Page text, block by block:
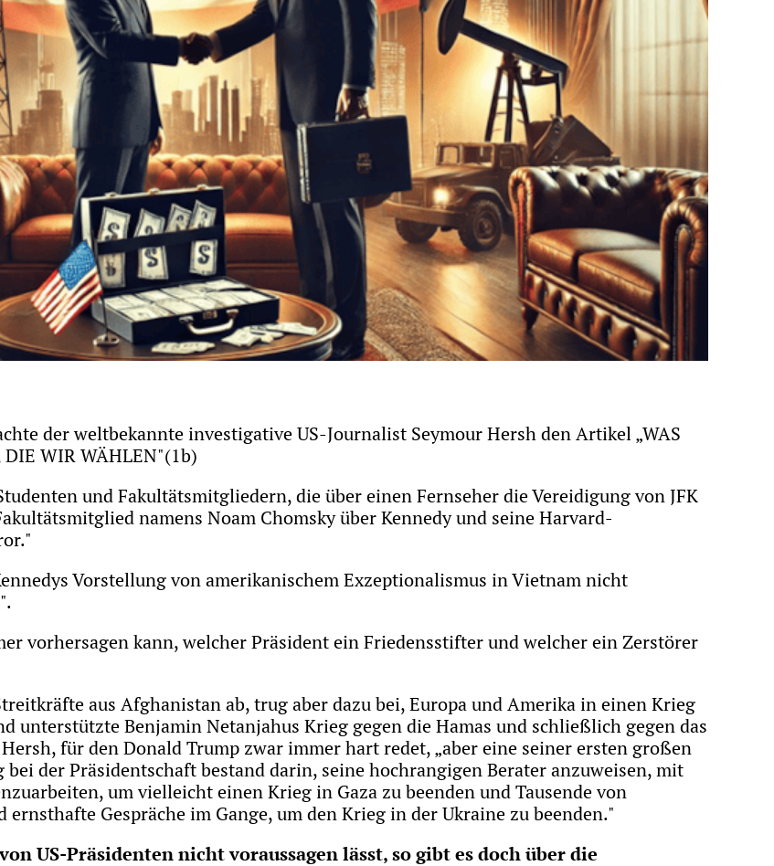
der weltbekannte investigative US-Journalist Seymour Hersh den Artikel „WAS
DIE WIR WÄHLEN"(1b)
und Fakultätsmitgliedern, die über einen Fernseher die Vereidigung von JFK
namens Noam Chomsky über Kennedy und seine Harvard-
Vorstellung von amerikanischem Exzeptionalismus in Vietnam nicht
vorhersagen kann, welcher Präsident ein Friedensstifter und welcher ein Zerstörer
aus Afghanistan ab, trug aber dazu bei, Europa und Amerika in einen Krieg
unterstützte Benjamin Netanjahus Krieg gegen die Hamas und schließlich gegen das
für den Donald Trump zwar immer hart redet, „aber eine seiner ersten großen
der Präsidentschaft bestand darin, seine hochrangigen Berater anzuweisen, mit
um vielleicht einen Krieg in Gaza zu beenden und Tausende von
Gespräche im Gange, um den Krieg in der Ukraine zu beenden."
US-Präsidenten nicht voraussagen lässt, so gibt es doch über die